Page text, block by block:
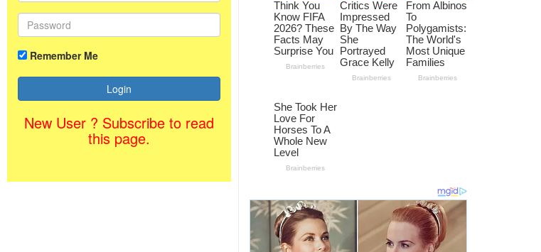
Remember Me
New User ? Subscribe to read
this page.